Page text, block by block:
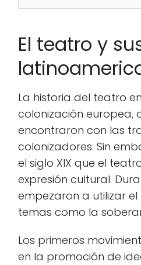
El teatro y
La historia del teatro
colonización europea,
encontraron con las
colonizadores. Sin
el siglo XIX que el
expresión cultural.
empezaron a utilizar
temas como la
Los primeros
en la promoción de